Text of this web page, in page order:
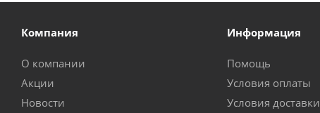
Компания
О компании
Акции
Новости
Информация
Помощь
Условия оплаты
Условия доставки